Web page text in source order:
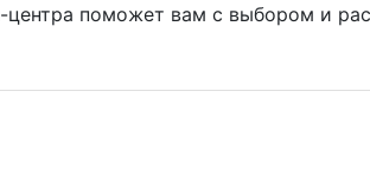
центра поможет вам с выбором и